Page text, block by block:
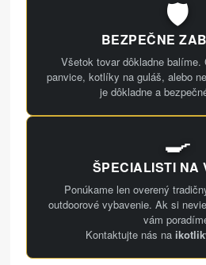
🛡️
BEZPEČNE
Všetok tovar dôkladne balíme.
panvice, kotlíky na guláš, alebo
je dôkladne a
🍳
ŠPECIALISTI NA
Ponúkame len overený
outdoorové vybavenie. Ak si
vám
Kontaktujte nás na